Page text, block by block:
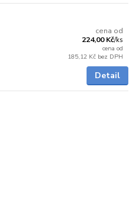
cena od
224,00 Kč/ks
cena od
185,12 Kč bez DPH
Detail